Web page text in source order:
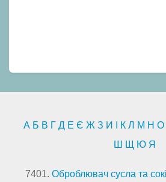
А Б В Г Д Е Є Ж З И К Л М Н О
Ш
Щ Ю Я
7401. Оброблювач сусла та